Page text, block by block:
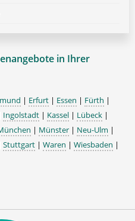
in Ihrer
| Erfurt | Essen | Fürth |
Ingolstadt | Kassel | Lübeck |
| Münster | Neu-Ulm |
Stuttgart | Waren | Wiesbaden |